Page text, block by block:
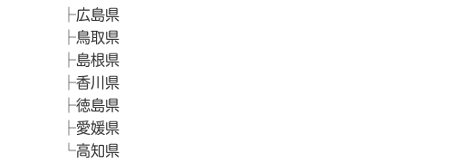
広島県
鳥取県
島根県
香川県
徳島県
愛媛県
高知県